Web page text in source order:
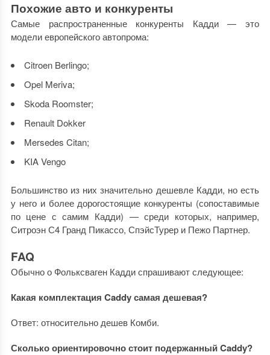
Похожие авто и конкуренты
Самые распространенные конкуренты Кадди — это
модели европейского автопрома:
Citroen Berlingo;
Opel Meriva;
Skoda Roomster;
Renault Dokker
Mersedes Citan;
KIA Vengo
Большинство из них значительно дешевле Кадди, но есть
у него и более дорогостоящие конкуренты (сопоставимые
по цене с самим Кадди) — среди которых, например,
Ситроэн С4 Гранд Пикассо, СпэйсТурер и Пежо Партнер.
FAQ
Обычно о Фольксваген Кадди спрашивают следующее:
Какая комплектация Caddy самая дешевая?
Ответ: относительно дешев Комби.
Сколько ориентировочно стоит подержанный Caddy?